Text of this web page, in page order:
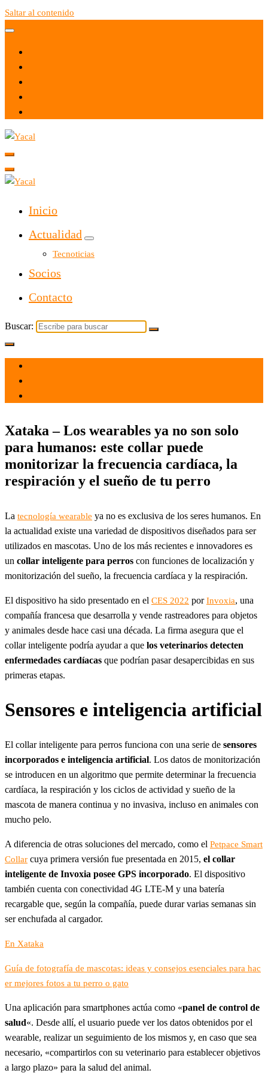
Saltar al contenido
Yacal micro hosting
Inicio
Actualidad
Tecnoticias
Socios
Contacto
Buscar:
Xataka – Los wearables ya no son solo
para humanos: este collar puede
monitorizar la frecuencia cardíaca, la
respiración y el sueño de tu perro
La tecnología wearable ya no es exclusiva de los seres humanos. En
la actualidad existe una variedad de dispositivos diseñados para ser
utilizados en mascotas. Uno de los más recientes e innovadores es
un collar inteligente para perros con funciones de localización y
monitorización del sueño, la frecuencia cardíaca y la respiración.
El dispositivo ha sido presentado en el CES 2022 porInvoxia, una
compañía francesa que desarrolla y vende rastreadores para objetos
y animales desde hace casi una década. La firma asegura que el
collar inteligente podría ayudar a que los veterinarios detecten
enfermedades cardíacas que podrían pasar desapercibidas en sus
primeras etapas.
Sensores e inteligencia artificial
El collar inteligente para perros funciona con una serie de sensores
incorporados e inteligencia artificial. Los datos de monitorización
se introducen en un algoritmo que permite determinar la frecuencia
cardíaca, la respiración y los ciclos de actividad y sueño de la
mascota de manera continua y no invasiva, incluso en animales con
mucho pelo.
A diferencia de otras soluciones del mercado, como el Petpace Smart
Collar cuya primera versión fue presentada en 2015, el collar
inteligente de Invoxia posee GPS incorporado. El dispositivo
también cuenta con conectividad 4G LTE-M y una batería
recargable que, según la compañía, puede durar varias semanas sin
ser enchufada al cargador.
En Xataka
Guía de fotografía de mascotas: ideas y consejos esenciales para hac
er mejores fotos a tu perro o gato
Una aplicación para smartphones actúa como «panel de control de
salud«. Desde allí, el usuario puede ver los datos obtenidos por el
wearable, realizar un seguimiento de los mismos y, en caso que sea
necesario, «compartirlos con su veterinario para establecer objetivos
a largo plazo» para la salud del animal.